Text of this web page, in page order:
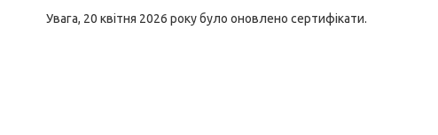
Увага, 20 квітня 2026 року було оновлено сертифікати.